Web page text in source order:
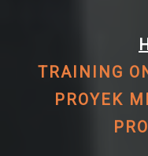
TRAINING
PROYEK